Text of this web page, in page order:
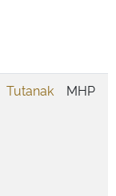
Tutanak MHP